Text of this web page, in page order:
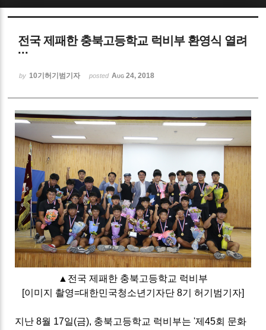
전국 제패한 충북고등학교 럭비부 환영식 열려
···
by 10기허기범기자 posted Aug 24, 2018
▲ 전국 제패한 충북고등학교 럭비부
[이미지 촬영=대한민국청소년기자단 8기 허기범기자]
지난8월 17일(금), 충북고등학교 럭비부는'제45회 문화
Sketchbook5, 스케치북5
Sketchbook5, 스케치북5